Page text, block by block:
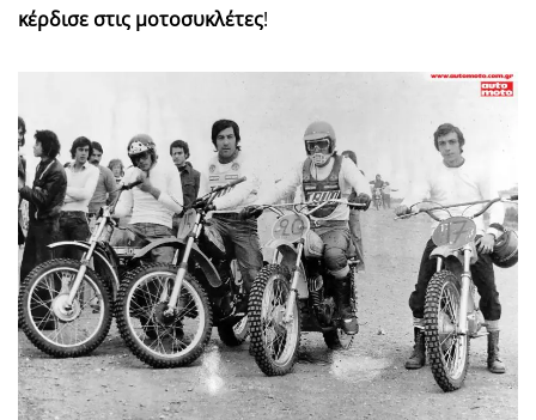
κέρδισε στις μοτοσυκλέτες!